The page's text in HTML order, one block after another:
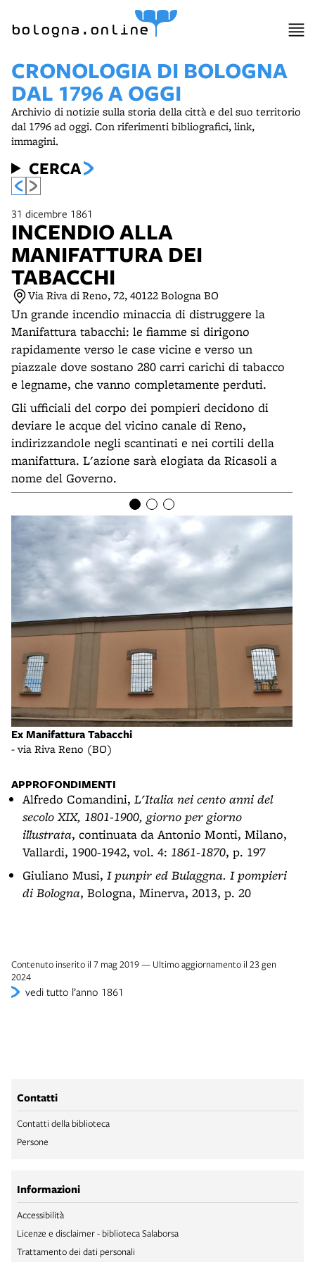
bologna.online
CRONOLOGIA DI BOLOGNA
DAL 1796 A OGGI
Archivio di notizie sulla storia della città e del suo territorio
dal 1796 ad oggi. Con riferimenti bibliografici, link,
immagini.
CERCA
31 dicembre 1861
INCENDIO ALLA
MANIFATTURA DEI
TABACCHI
Via Riva di Reno, 72, 40122 Bologna BO
Un grande incendio minaccia di distruggere la
Manifattura tabacchi: le fiamme si dirigono
rapidamente verso le case vicine e verso un
piazzale dove sostano 280 carri carichi di tabacco
e legname, che vanno completamente perduti.
Gli ufficiali del corpo dei pompieri decidono di
deviare le acque del vicino canale di Reno,
indirizzandole negli scantinati e nei cortili della
manifattura. L'azione sarà elogiata da Ricasoli a
nome del Governo.
Ex Manifattura Tabacchi
- via Riva Reno (BO)
APPROFONDIMENTI
Alfredo Comandini, L'Italia nei cento anni del
secolo XIX, 1801-1900, giorno per giorno
illustrata, continuata da Antonio Monti, Milano,
Vallardi, 1900-1942, vol. 4: 1861-1870, p. 197
Giuliano Musi, I punpir ed Bulaggna. I pompieri
di Bologna, Bologna, Minerva, 2013, p. 20
Contenuto inserito il 7 mag 2019 — Ultimo aggiornamento il 23 gen
2024
vedi tutto l’anno 1861
Contatti
Contatti della biblioteca
Persone
Informazioni
Accessibilità
Licenze e disclaimer - biblioteca Salaborsa
Trattamento dei dati personali